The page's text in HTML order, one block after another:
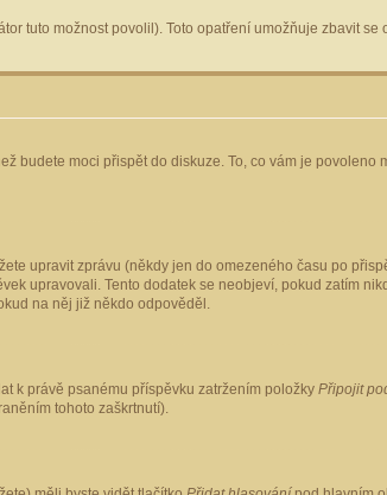
tuto možnost povolil). Toto opatření umožňuje zbavit
moci přispět do diskuze. To, co vám je povoleno
upravit zprávu (někdy jen do omezeného času po
upravovali. Tento dodatek se neobjeví, pokud zatím
na něj již někdo odpověděl.
k právě psanému příspěvku zatržením položky Připojit
tohoto zaškrtnutí).